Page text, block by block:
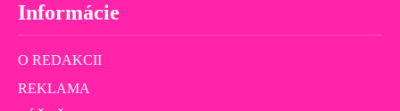
Informácie
O REDAKCII
REKLAMA